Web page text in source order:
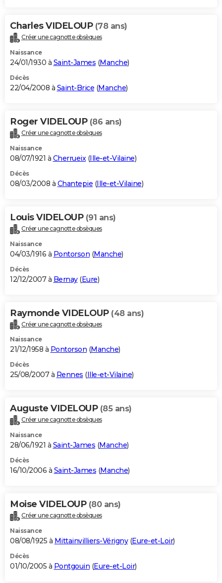
Charles VIDELOUP (78 ans)
Créer une cagnotte obsèques
Naissance
24/01/1930 à Saint-James (Manche)
Décès
22/04/2008 à Saint-Brice (Manche)
Roger VIDELOUP (86 ans)
Créer une cagnotte obsèques
Naissance
08/07/1921 à Cherrueix(Ille-et-Vilaine)
Décès
08/03/2008 à Chantepie (Ille-et-Vilaine)
Louis VIDELOUP (91 ans)
Créer une cagnotte obsèques
Naissance
04/03/1916 à Pontorson (Manche)
Décès
12/12/2007 à Bernay(Eure)
Raymonde VIDELOUP (48 ans)
Créer une cagnotte obsèques
Naissance
21/12/1958 à Pontorson (Manche)
Décès
25/08/2007 à Rennes (Ille-et-Vilaine)
Auguste VIDELOUP (85 ans)
Créer une cagnotte obsèques
Naissance
28/06/1921 à Saint-James (Manche)
Décès
16/10/2006 à Saint-James (Manche)
Moise VIDELOUP (80 ans)
Créer une cagnotte obsèques
Naissance
08/08/1925 à Mittainvilliers-Vérigny(Eure-et-Loir)
Décès
01/10/2005 à Pontgouin (Eure-et-Loir)